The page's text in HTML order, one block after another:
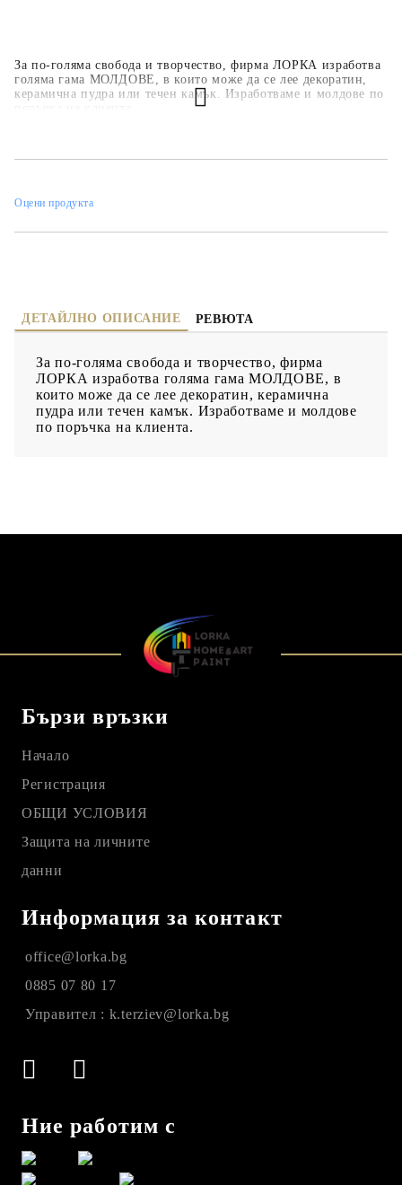
За по-голяма свобода и творчество, фирма ЛОРКА изработва
голяма гама МОЛДОВЕ, в които може да се лее декоратин,
керамична пудра или течен камък. Изработваме и молдове по
Оцени продукта
ДЕТАЙЛНО ОПИСАНИЕ РЕВЮТА
За по-голяма свобода и творчество, фирма
ЛОРКА изработва голяма гама МОЛДОВЕ, в
които може да се лее декоратин, керамична
пудра или течен камък. Изработваме и молдове
по поръчка на клиента.
Бързи връзки
Начало
Регистрация
ОБЩИ УСЛОВИЯ
Защита на личните
данни
Информация за контакт
office@lorka.bg
0885 07 80 17
Управител : k.terziev@lorka.bg
Ние работим с